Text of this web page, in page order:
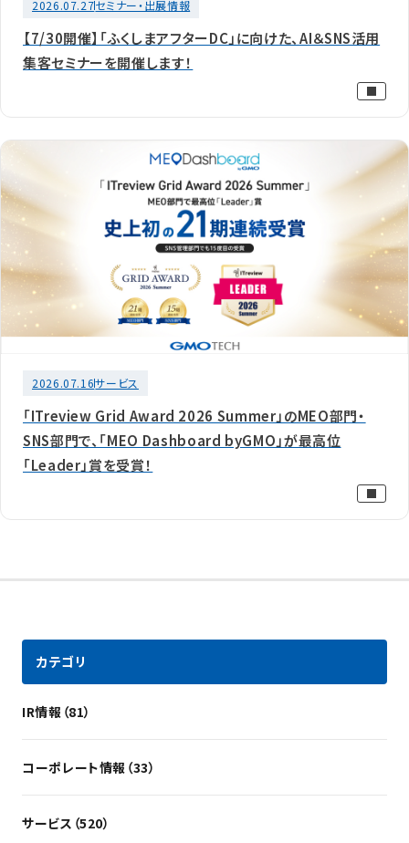
2026.07.27セミナー・出展情報
【7/30開催】「ふくしまアフターDC」に向けた、AI＆SNS活用
集客セミナーを開催します！
2026.07.16サービス
「ITreview Grid Award 2026 Summer」のMEO部門・
SNS部門で、「MEO Dashboard byGMO」が最高位
「Leader」賞を受賞！
カテゴリ
IR情報（81）
コーポレート情報（33）
サービス（520）